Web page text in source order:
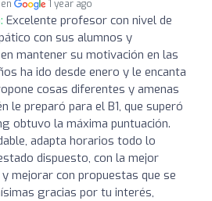
1 year ago
Excelente profesor con nivel de
con sus alumnos y
mantener su motivación en las
ha ido desde enero y le encanta
cosas diferentes y amenas
le preparó para el B1, que superó
obtuvo la máxima puntuación.
adapta horarios todo lo
dispuesto, con la mejor
y mejorar con propuestas que se
gracias por tu interés,